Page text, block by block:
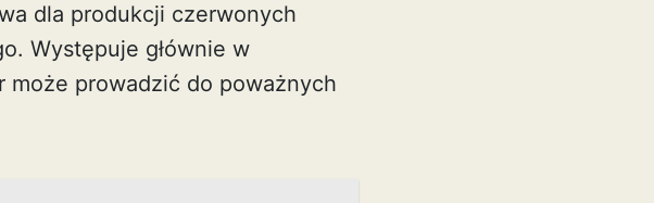
dla produkcji czerwonych
Występuje głównie w
prowadzić do poważnych